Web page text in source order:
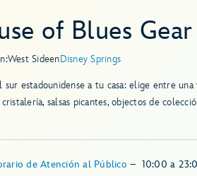
of Blues
West SideenDisney Springs
sur estadounidense a tu casa: elige entre una
cristalería, salsas picantes, objectos de
de Atención al Público– 10:00 a